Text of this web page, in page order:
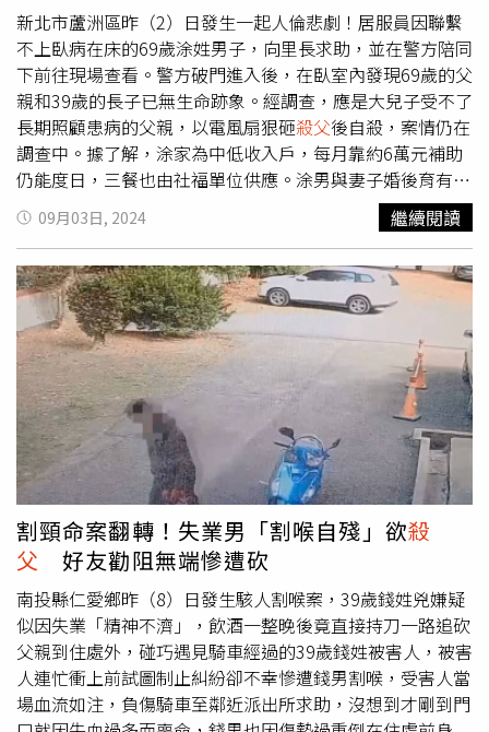
新北市蘆洲區昨（2）日發生一起人倫悲劇！居服員因聯繫
不上臥病在床的69歲涂姓男子，向里長求助，並在警方陪同
下前往現場查看。警方破門進入後，在臥室內發現69歲的父
親和39歲的長子已無生命跡象。經調查，應是大兒子受不了
長期照顧患病的父親，以電風扇狠砸殺父後自殺，案情仍在
調查中。據了解，涂家為中低收入戶，每月靠約6萬元補助
仍能度日，三餐也由社福單位供應。涂男與妻子婚後育有1
女2男，除了女兒外，其餘家庭成員全患有精神方面疾病。
涂妻這2年精神狀況惡化，已被送往療養院，涂家2子皆為精
神列管之個案。涂父7月17日由蘆洲衛生所協助申請長照服
務，並從7月23日開始每日使用居家服務。居服員每日按時
前往涂家服務，1日上午進家服務狀況穩定，昨日居服進家
服務時，按門鈴多次都未回應，尋求警方幫忙。警方破門後
才發現69歲涂父倒在床上，及39歲長子倒在床旁，長子脖
子有清晰刀傷，房內還有帶血的電風扇，兩人均無生命徵
象，僅留一名30歲患有思覺失調症的小兒子全裸蹲在客廳，
明顯受到驚嚇。警方調查後初步判定，排除外力介入，應為
大兒子持電風扇狠砸弒父，接著自殺。經了解，大兒子精神
狀況比小兒子穩定，主要是大兒子在照顧父親與弟弟，而涂
父罹患帕金森氏症，臥床多年，大兒子疑似疲於照顧，才親
手弒父後自盡。涂家長女出嫁後鮮少與家中聯繫，昨晚警方
通知涂女及女婿從汐止趕至蘆洲現場，協助認屍並配合調
查。涂家小兒子因精神狀況不穩定，被強制送醫。◎勇敢求
救並非弱者，您的痛苦有人願意傾聽，請撥打1995◎如果
您覺得痛苦、似乎沒有出路，您並不孤單，請撥打1925
09月03日, 2024 繼續閱讀
割頸命案翻轉！失業男「割喉自殘」欲殺
父 好友勸阻無端慘遭砍
南投縣仁愛鄉昨（8）日發生駭人割喉案，39歲錢姓兇嫌疑
似因失業「精神不濟」，飲酒一整晚後竟直接持刀一路追砍
父親到住處外，碰巧遇見騎車經過的39歲錢姓被害人，被害
人連忙衝上前試圖制止糾紛卻不幸慘遭錢男割喉，受害人當
場血流如注，負傷騎車至鄰近派出所求助，沒想到才剛到門